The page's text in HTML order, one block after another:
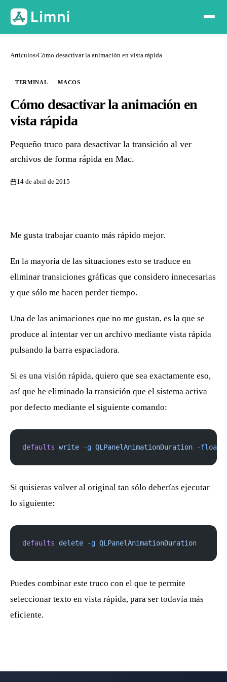
Artículos›Cómo desactivar la animación en vista rápida
TERMINAL MACOS
Cómo desactivar la animación en
vista rápida
Pequeño truco para desactivar la transición al ver
archivos de forma rápida en Mac.
14 de abril de 2015
Me gusta trabajar cuanto más rápido mejor.
En la mayoría de las situaciones esto se traduce en
eliminar transiciones gráficas que considero innecesarias
y que sólo me hacen perder tiempo.
Una de las animaciones que no me gustan, es la que se
produce al intentar ver un archivo mediante vista rápida
pulsando la barra espaciadora.
Si es una visión rápida, quiero que sea exactamente eso,
así que he eliminado la transición que el sistema activa
por defecto mediante el siguiente comando:
defaults write -g QLPanelAnimationDuration -float
Si quisieras volver al original tan sólo deberías ejecutar
lo siguiente:
defaults delete -g QLPanelAnimationDuration
Puedes combinar este truco con el que te permite
seleccionar texto en vista rápida, para ser todavía más
eficiente.